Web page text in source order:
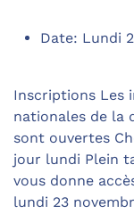
Date: Lundi
Inscriptions Les
nationales de la
sont ouvertes
jour lundi Plein
vous donne
lundi 23